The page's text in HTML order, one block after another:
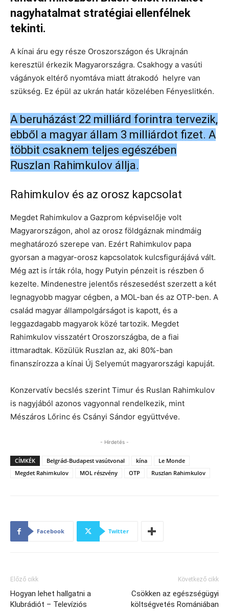
nagyhatalmat stratégiai ellenfélnek
tekinti.
A kínai áru egy része Oroszországon és Ukrajnán
keresztül érkezik Magyarországra. Csakhogy a vasúti
vágányok eltérő nyomtáva miatt átrakodó helyre van
szükség. Ez épül az ukrán határ közelében Fényeslitkén.
A beruházást 22 milliárd forintra tervezik,
ebből a magyar állam 3 milliárdot fizet. A
többit csaknem teljes egészében
Ruszlan Rahimkulov állja.
Rahimkulov és az orosz kapcsolat
Megdet Rahimkulov a Gazprom képviselője volt
Magyarországon, ahol az orosz földgáznak mindmáig
meghatározó szerepe van. Ezért Rahimkulov papa
gyorsan a magyar-orosz kapcsolatok kulcsfigurájává vált.
Még azt is írták róla, hogy Putyin pénzeit is részben ő
kezelte. Mindenestre jelentős részesedést szerzett a két
legnagyobb magyar cégben, a MOL-ban és az OTP-ben. A
család magyar állampolgárságot is kapott, és a
leggazdagabb magyarok közé tartozik. Megdet
Rahimkulov visszatért Oroszországba, de a fiai
ittmaradtak. Közülük Ruszlan az, aki 80%-ban
finanszírozza a kínai Új Selyemút magyarországi kapuját.
Konzervatív becslés szerint Timur és Ruslan Rahimkulov
is nagyjából azonos vagyonnal rendelkezik, mint
Mészáros Lőrinc és Csányi Sándor együttvéve.
- Hirdetés -
CÍMKÉK Belgrád-Budapest vasútvonal kína
Le Monde
Megdet Rahimkulov
MOL részvény OTP Ruszlan Rahimkulov
Facebook Twitter
Előző cikk
Hogyan lehet hallgatni a
Klubrádiót – Televíziós
Következő cikk
Csökken az egészségügyi
költségvetés Romániában